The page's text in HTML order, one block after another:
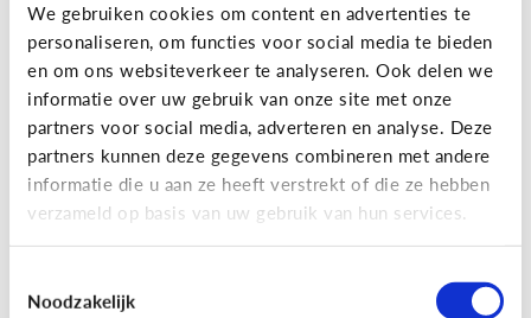
We gebruiken cookies om content en advertenties te
personaliseren, om functies voor social media te bieden
en om ons websiteverkeer te analyseren. Ook delen we
informatie over uw gebruik van onze site met onze
partners voor social media, adverteren en analyse. Deze
partners kunnen deze gegevens combineren met andere
informatie die u aan ze heeft verstrekt of die ze hebben
verzameld op basis van uw gebruik van hun services.
Noodzakelijk
Wat is Fall Guys?